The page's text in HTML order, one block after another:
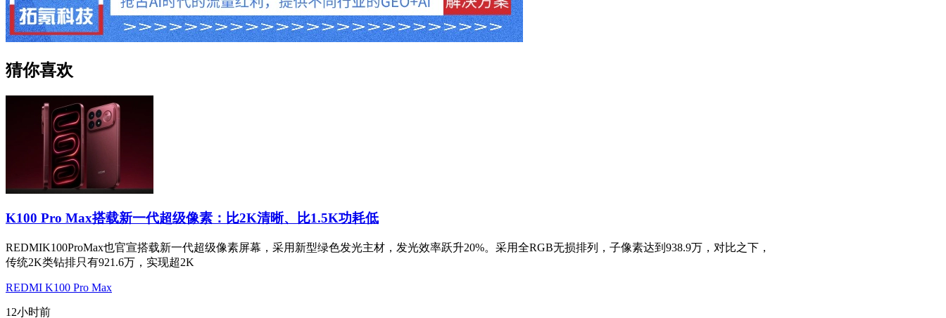
猜你喜欢
K100 Pro Max搭载新一代超级像素：比2K清晰、比1.5K功耗低
REDMIK100ProMax也官宣搭载新一代超级像素屏幕，采用新型绿色发光主材，发光效率跃升20%。采用全RGB无损排列，子像素达到938.9万，对比之下，
传统2K类钻排只有921.6万，实现超2K
REDMI K100 Pro Max
12小时前